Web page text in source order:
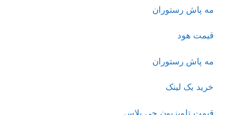
مه پاش رستوران
قیمت هود
مه پاش رستوران
خرید بک لینک
قیمت تلویزیون جی پلاس